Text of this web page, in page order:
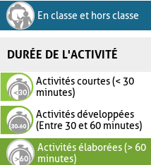
En classe et hors classe
DURÉE DE L'ACTIVITÉ
Activités courtes (< 30
minutes)
Activités développées
(Entre 30 et 60 minutes)
Activités élaborées (> 60
minutes)